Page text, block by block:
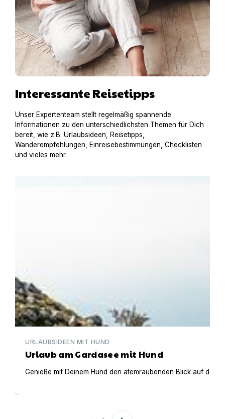
Interessante Reisetipps
Unser Expertenteam stellt regelmäßig spannende
Informationen zu den unterschiedlichsten Themen für Dich
bereit, wie z.B. Urlaubsideen, Reisetipps,
Wanderempfehlungen, Einreisebestimmungen, Checklisten
und vieles mehr.
URLAUBSIDEEN MIT HUND
Urlaub am Gardasee mit Hund
Genieße mit Deinem Hund den atemraubenden Blick auf den